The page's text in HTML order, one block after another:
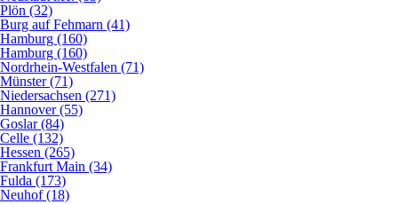
Plön (32)
Burg auf Fehmarn (41)
Hamburg (160)
Hamburg (160)
Nordrhein-Westfalen (71)
Münster (71)
Niedersachsen (271)
Hannover (55)
Goslar (84)
Celle (132)
Hessen (265)
Frankfurt Main (34)
Fulda (173)
Neuhof (18)